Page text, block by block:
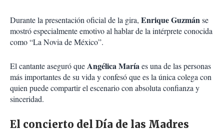
Durante la presentación oficial de la gira, Enrique Guzmánse
mostró especialmente emotivo al hablar de la intérprete conocida
como “La Novia de México”.
El cantante aseguró queAngélica Maríaes una de las personas
más importantes de su vida y confesó que es la única colega con
quien puede compartir el escenario con absoluta confianza y
sinceridad.
El concierto del Día de las Madres